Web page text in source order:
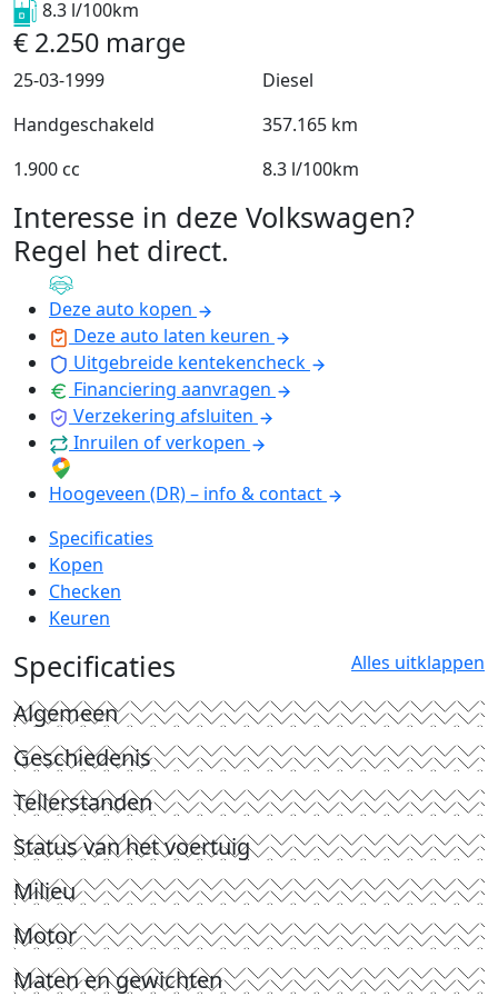
8.3 l/100km
€ 2.250 marge
25-03-1999
Diesel
Handgeschakeld
357.165 km
1.900 cc
8.3 l/100km
Interesse in deze Volkswagen?
Regel het direct.
Deze auto kopen
Deze auto laten keuren
Uitgebreide kentekencheck
Financiering aanvragen
Verzekering afsluiten
Inruilen of verkopen
Hoogeveen (DR) – info & contact
Specificaties
Kopen
Checken
Keuren
Specificaties Alles uitklappen
Algemeen
Geschiedenis
Tellerstanden
Status van het voertuig
Milieu
Motor
Maten en gewichten